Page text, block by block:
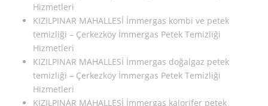
Hizmetleri
KIZILPINAR MAHALLESİ İmmergas kombi ve petek
temizliği – Çerkezköy İmmergas Petek Temizliği
Hizmetleri
KIZILPINAR MAHALLESİ İmmergas doğalgaz petek
temizliği – Çerkezköy İmmergas Petek Temizliği
Hizmetleri
KIZILPINAR MAHALLESİ İmmergas kalorifer petek